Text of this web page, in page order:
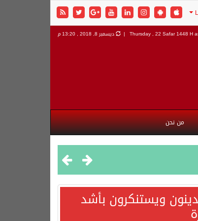
Thursday , 22 Safar 1448 H ديسمبر 8, 2018 , 13:20 م
من نحن
ويستنكرون بأشد